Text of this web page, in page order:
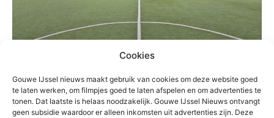
Cookies
Gouwe IJssel nieuws maakt gebruik van cookies om deze website goed
te laten werken, om filmpjes goed te laten afspelen en om advertenties te
tonen. Dat laatste is helaas noodzakelijk. Gouwe IJssel Nieuws ontvangt
geen subsidie waardoor er alleen inkomsten uit advertenties zijn. Deze
TREFWOORDEN zevenhuizen